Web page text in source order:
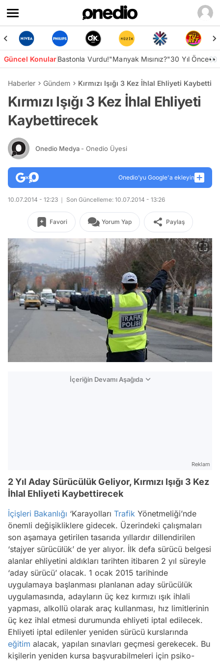
Güncel KonularBastonla Vurdu!"Manyak Mısınız?"30 Yıl Önce👀
Haberler Gündem Kırmızı Işığı 3 Kez İhlal Ehliyeti
Kırmızı Işığı 3 Kez İhlal Ehliyeti
Kaybettirecek
Onedio Medya - Onedio Üyesi
Onedio’yu Google'a ekleyin
10.07.2014 - 12:23 Son Güncelleme: 10.07.2014 - 13:26
Favori Yorum Yap Paylaş
İçeriğin Devamı Aşağıda
Reklam
2 Yıl Aday Sürücülük Geliyor, Kırmızı Işığı 3 Kez
İhlal Ehliyeti Kaybettirecek
İçişleri Bakanlığı ‘Karayolları Trafik Yönetmeliği’nde
önemli değişikliklere gidecek. Üzerindeki çalışmaları
son aşamaya getirilen tasarıda yıllardır dillendirilen
‘stajyer sürücülük’ de yer alıyor. İlk defa sürücü belgesi
alanlar ehliyetini aldıkları tarihten itibaren 2 yıl süreyle
‘aday sürücü’ olacak. 1 ocak 2015 tarihinde
uygulamaya başlanması planlanan aday sürücülük
uygulamasında, adayların üç kez kırmızı ışık ihlali
yapması, alkollü olarak araç kullanması, hız limitlerinin
üç kez ihlal etmesi durumunda ehliyeti iptal edilecek.
Ehliyeti iptal edilenler yeniden sürücü kurslarında
eğitim alacak, yapılan sınavları geçmesi gerekecek. Bu
kişilerin yeniden kursa başvurabilmeleri için psiko-